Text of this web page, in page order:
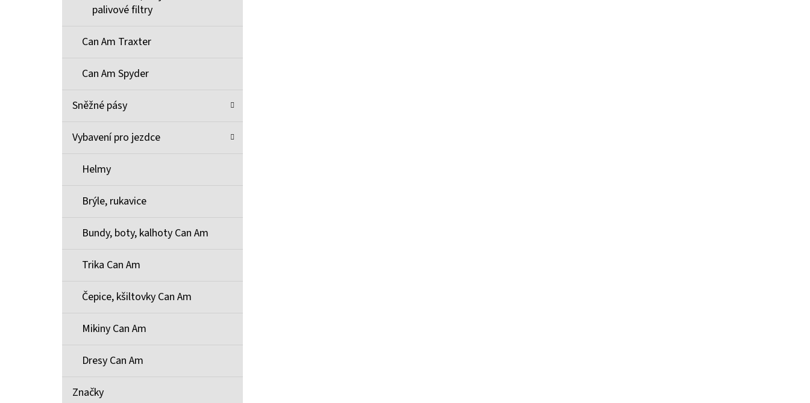
palivové filtry
Can Am Traxter
Can Am Spyder
Sněžné pásy
Vybavení pro jezdce
Helmy
Brýle, rukavice
Bundy, boty, kalhoty Can Am
Trika Can Am
Čepice, kšiltovky Can Am
Mikiny Can Am
Dresy Can Am
Značky